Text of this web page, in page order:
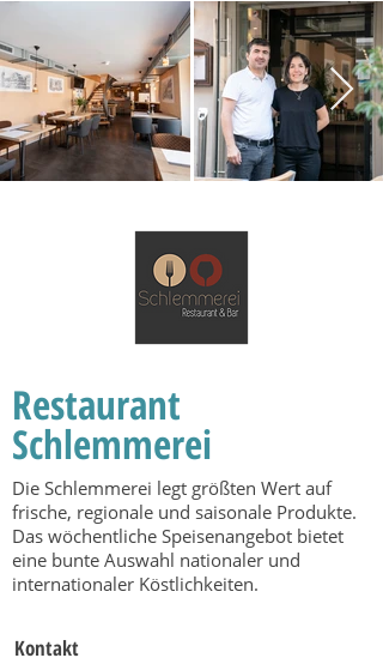
Restaurant
Schlemmerei
Die Schlemmerei legt größten Wert auf
frische, regionale und saisonale Produkte.
Das wöchentliche Speisenangebot bietet
eine bunte Auswahl nationaler und
internationaler Köstlichkeiten.
Kontakt